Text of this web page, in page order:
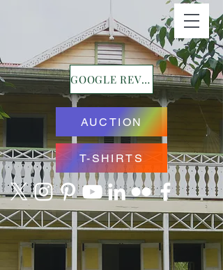
GOOGLE REVIEWS
AUCTION
T-SHIRTS